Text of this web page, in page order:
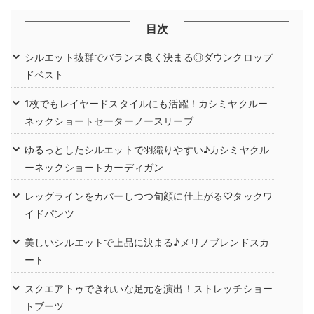
目次
シルエット抜群でバランス良く決まる◎ダウンクロップ
ドベスト
1枚でもレイヤードスタイルにも活躍！カシミヤクルー
ネックショートセーターノースリーブ
ゆるっとしたシルエットで羽織りやすい♪カシミヤクル
ーネックショートカーディガン
レッグラインをカバーしつつ旬顔に仕上がる♡タックワ
イドパンツ
美しいシルエットで上品に決まる♪メリノブレンドスカ
ート
スクエアトゥできれいな足元を演出！ストレッチショー
トブーツ